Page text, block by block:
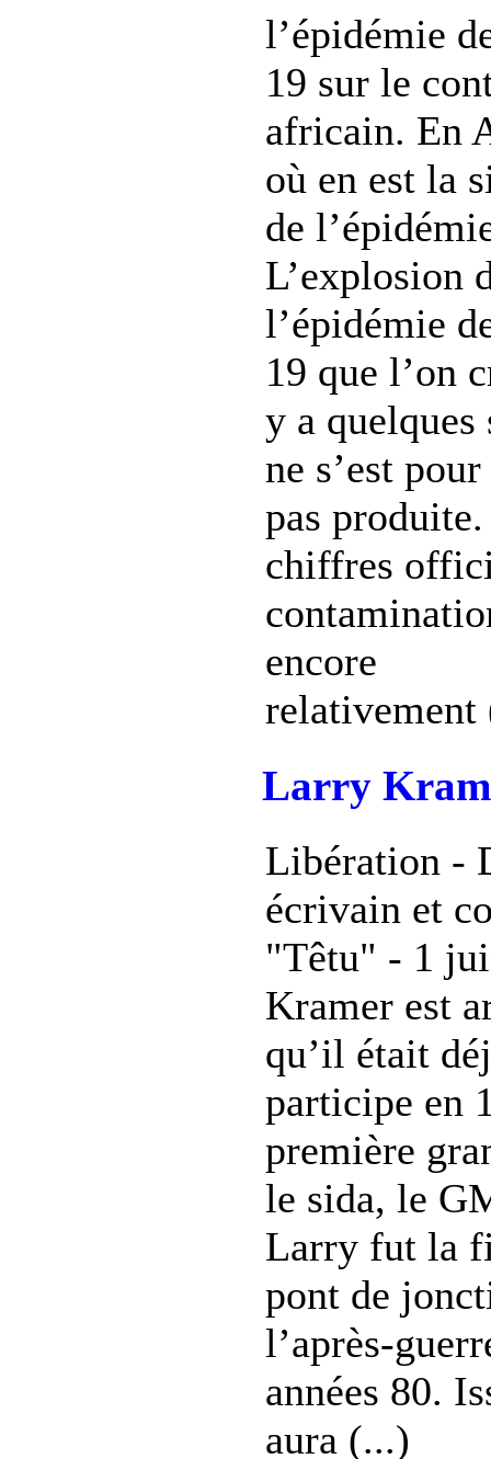
l’épidémie
19 sur le
africain. En
où en est la
de
L’explosion
l’épidémie
19 que l’on
y a quelques
ne s’est
pas
chiffres
encore
relativement
Larry
Libération -
écrivain et
"Têtu" - 1
Kramer est
qu’il était
participe en
première
le sida, le
Larry fut la
pont de
l’après-
années 80.
aura (...)